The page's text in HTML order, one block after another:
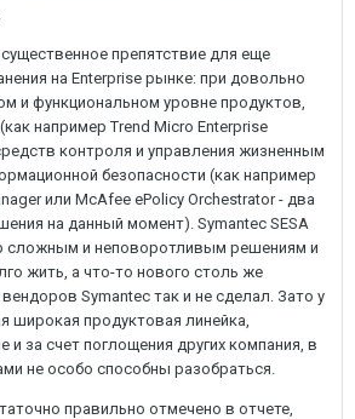
препятствие для еще
на Enterprise рынке: при довольно
и функциональном уровне продуктов,
например Trend Micro Enterprise
контроля и управления жизненным
безопасности (как например
или McAfee ePolicy Orchestrator - два
на данный момент). Symantec SESA
сложным и неповоротливым решениям и
жить, а что-то нового столь же
вендоров Symantec так и не сделал. Зато у
широкая продуктовая линейка,
и за счет поглощения других компания, в
не особо способны разобраться.
правильно отмечено в отчете,